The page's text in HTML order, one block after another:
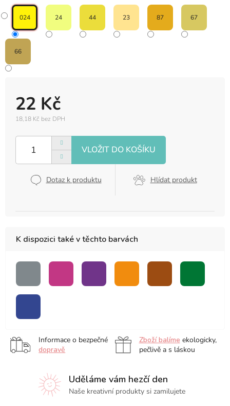
22 Kč
18,18 Kč bez DPH
cena:
Dotaz k produktu Hlídat produkt
024 24 44 23 87 67
66
K dispozici také v těchto barvách
Informace o bezpečné
dopravě
Zboží balíme ekologicky,
pečlivě a s láskou
Uděláme vám hezčí den
Naše kreativní produkty si zamilujete